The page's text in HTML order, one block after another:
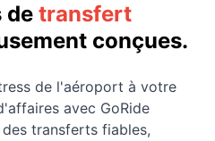
de transfert
conçues.
de l'aéroport à votre
avec GoRide
transferts fiables,